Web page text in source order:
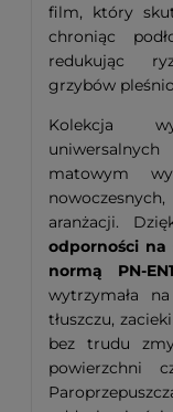
film, który
chroniąc
redukując
grzybów
Kolekcja
matowym
aranżacji.
odporności
normą PN-
wytrzymała
tłuszczu,
bez trudu
powierzchni